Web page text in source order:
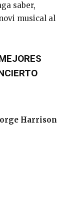
saber,
musical al
Harrison